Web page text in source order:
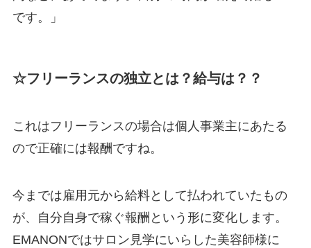
です。」
☆フリーランスの独立とは？給与は？？
これはフリーランスの場合は個人事業主にあたる
ので正確には報酬ですね。
今までは雇用元から給料として払われていたもの
が、自分自身で稼ぐ報酬という形に変化します。
EMANONではサロン見学にいらした美容師様に